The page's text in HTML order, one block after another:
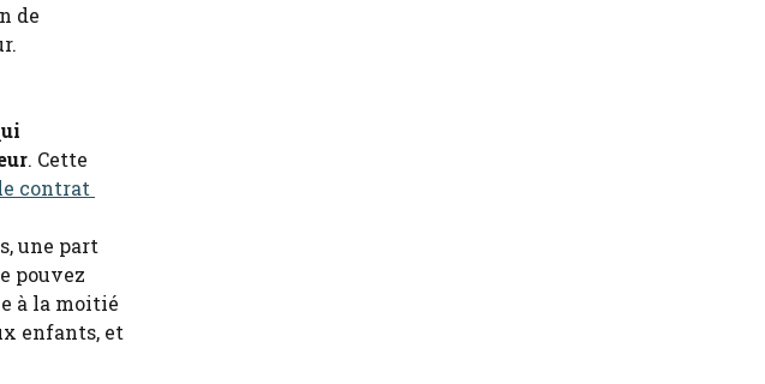
de
. Cette
contrat
une part
pouvez
à la moitié
enfants, et